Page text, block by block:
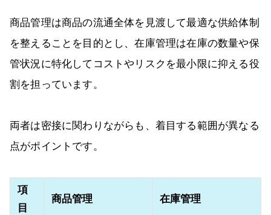
商品管理は商品の流通全体を見渡して最適な供給体制
を整えることを目的とし、在庫管理は在庫の数量や保
管状況に特化してコストやリスクを最小限に抑える役
割を担っています。
両者は密接に関わりながらも、着目する範囲が異なる
点がポイントです。
項
目
商品管理 在庫管理